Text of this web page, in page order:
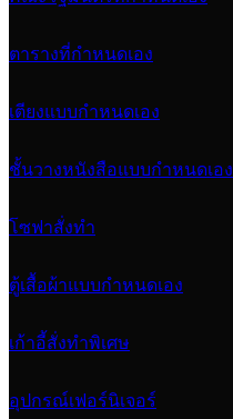
ตารางที่กำหนดเอง
เตียงแบบกำหนดเอง
ชั้นวางหนังสือแบบกำหนดเอง
โซฟาสั่งทำ
ตู้เสื้อผ้าแบบกำหนดเอง
เก้าอี้สั่งทำพิเศษ
อุปกรณ์เฟอร์นิเจอร์